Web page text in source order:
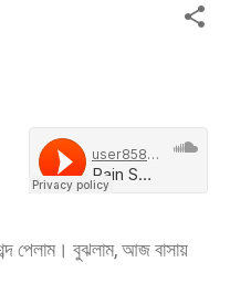
পেলাম। বুঝলাম, আজ বাসায়